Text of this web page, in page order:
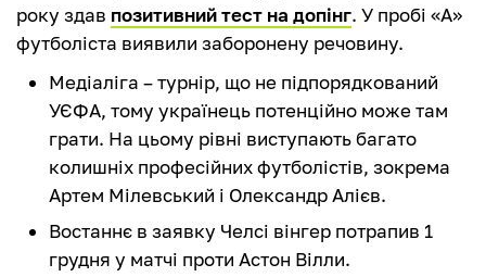
року здав позитивний тест на допінг. У пробі «А»
футболіста виявили заборонену речовину.
Медіаліга – турнір, що не підпорядкований
УЄФА, тому українець потенційно може там
грати. На цьому рівні виступають багато
колишніх професійних футболістів, зокрема
Артем Мілевський і Олександр Алієв.
Востаннє в заявку Челсі вінгер потрапив 1
грудня у матчі проти Астон Вілли.